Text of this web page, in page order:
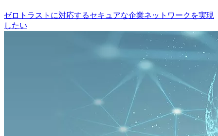
ゼロトラストに対応するセキュアな企業ネットワークを実現
したい